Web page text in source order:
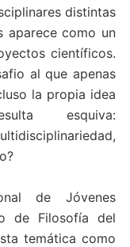
distintas
aparece como un
científicos.
al que apenas
la propia idea
esquiva:
de Jóvenes
de Filosofía del
temática como